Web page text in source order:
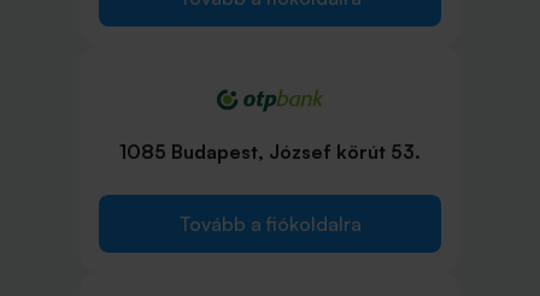
1085 Budapest, József körút 53.
Tovább a fiókoldalra